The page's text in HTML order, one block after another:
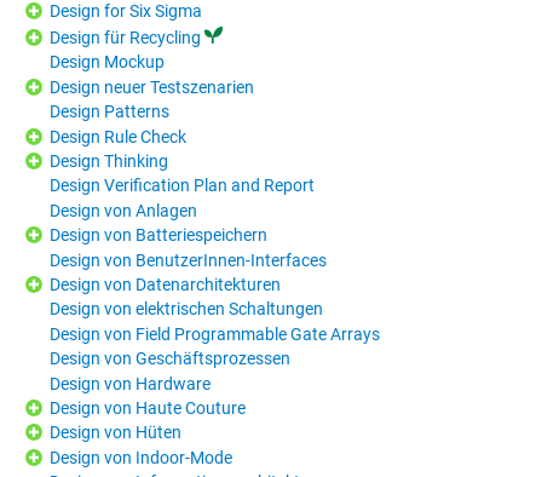
Design for Six Sigma
Design für Recycling
Design Mockup
Design neuer Testszenarien
Design Patterns
Design Rule Check
Design Thinking
Design Verification Plan and Report
Design von Anlagen
Design von Batteriespeichern
Design von BenutzerInnen-Interfaces
Design von Datenarchitekturen
Design von elektrischen Schaltungen
Design von Field Programmable Gate Arrays
Design von Geschäftsprozessen
Design von Hardware
Design von Haute Couture
Design von Hüten
Design von Indoor-Mode